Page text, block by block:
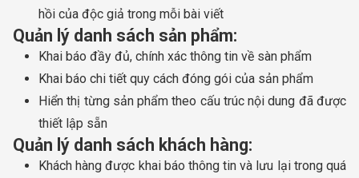
hồi của độc giả trong mỗi bài viết
Quản lý danh sách sản phẩm:
Khai báo đầy đủ, chính xác thông tin về sàn phẩm
Khai báo chi tiết quy cách đóng gói của sản phẩm
Hiển thị từng sản phẩm theo cấu trúc nội dung đã được
thiết lập sẵn
Quản lý danh sách khách hàng:
Khách hàng được khai báo thông tin và lưu lại trong quá